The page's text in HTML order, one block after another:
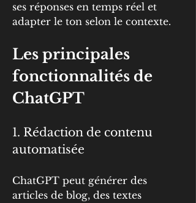
ses réponses en temps réel et
adapter le ton selon le contexte.
Les principales
fonctionnalités de
ChatGPT
1. Rédaction de contenu
automatisée
ChatGPT peut générer des
articles de blog, des textes